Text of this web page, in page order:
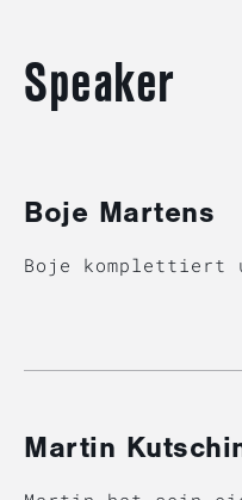
Speaker
Boje Martens
Boje komplettiert
Martin